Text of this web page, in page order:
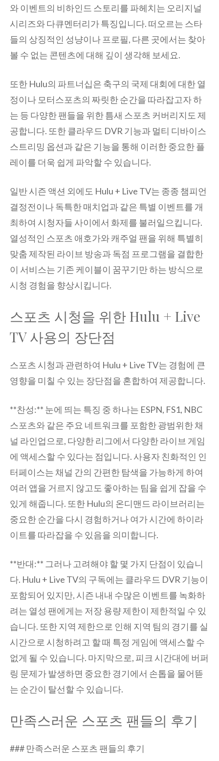
와 이벤트의 비하인드 스토리를 파헤치는 오리지널
시리즈와 다큐멘터리가 특징입니다. 떠오르는 스타
들의 상징적인 성냥이나 프로필, 다른 곳에서는 찾아
볼 수 없는 콘텐츠에 대해 깊이 생각해 보세요.
또한 Hulu의 파트너십은 축구의 국제 대회에 대한 열
정이나 모터스포츠의 짜릿한 순간을 따라잡고자 하
는 등 다양한 팬들을 위한 틈새 스포츠 커버리지도 제
공합니다. 또한 클라우드 DVR 기능과 멀티 디바이스
스트리밍 옵션과 같은 기능을 통해 이러한 중요한 플
레이를 더욱 쉽게 파악할 수 있습니다.
일반 시즌 액션 외에도 Hulu + Live TV는 종종 챔피언
결정전이나 독특한 매치업과 같은 특별 이벤트를 개
최하여 시청자들 사이에서 화제를 불러일으킵니다.
열성적인 스포츠 애호가와 캐주얼 팬을 위해 특별히
맞춤 제작된 라이브 방송과 독점 프로그램을 결합한
이 서비스는 기존 케이블이 꿈꾸기만 하는 방식으로
시청 경험을 향상시킵니다.
스포츠 시청을 위한 Hulu + Live
TV 사용의 장단점
스포츠 시청과 관련하여 Hulu + Live TV는 경험에 큰
영향을 미칠 수 있는 장단점을 혼합하여 제공합니다.
**찬성:** 눈에 띄는 특징 중 하나는 ESPN, FS1, NBC
스포츠와 같은 주요 네트워크를 포함한 광범위한 채
널 라인업으로, 다양한 리그에서 다양한 라이브 게임
에 액세스할 수 있다는 점입니다. 사용자 친화적인 인
터페이스는 채널 간의 간편한 탐색을 가능하게 하여
여러 앱을 거르지 않고도 좋아하는 팀을 쉽게 잡을 수
있게 해줍니다. 또한 Hulu의 온디맨드 라이브러리는
중요한 순간을 다시 경험하거나 여가 시간에 하이라
이트를 따라잡을 수 있음을 의미합니다.
**반대:** 그러나 고려해야 할 몇 가지 단점이 있습니
다. Hulu + Live TV의 구독에는 클라우드 DVR 기능이
포함되어 있지만, 시즌 내내 수많은 이벤트를 녹화하
려는 열성 팬에게는 저장 용량 제한이 제한적일 수 있
습니다. 또한 지역 제한으로 인해 지역 팀의 경기를 실
시간으로 시청하려고 할 때 특정 게임에 액세스할 수
없게 될 수 있습니다. 마지막으로, 피크 시간대에 버퍼
링 문제가 발생하면 중요한 경기에서 손톱을 물어뜯
는 순간이 탈선할 수 있습니다.
만족스러운 스포츠 팬들의 후기
### 만족스러운 스포츠 팬들의 후기